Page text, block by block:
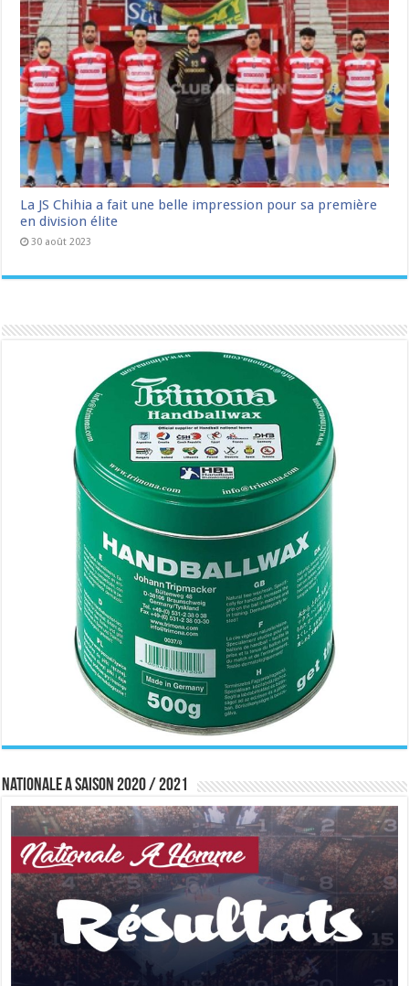
La JS Chihia a fait une belle impression pour sa première
en division élite
30 août 2023
Nationale A saison 2020 / 2021